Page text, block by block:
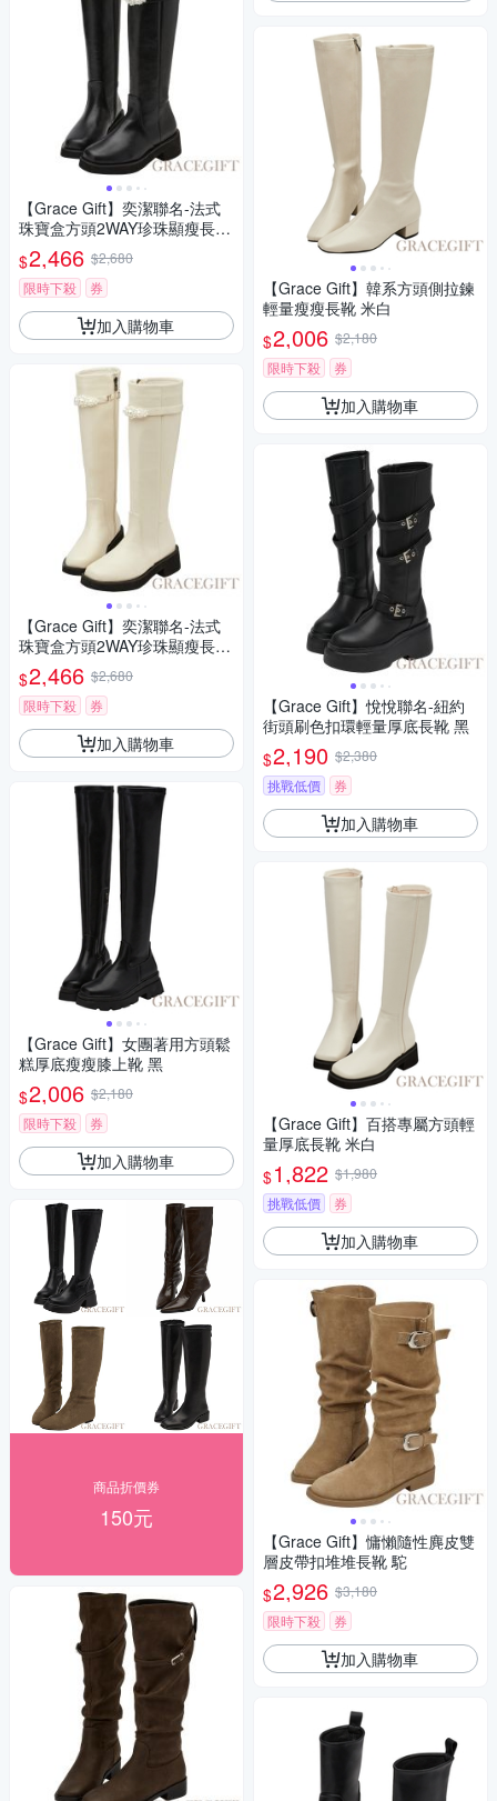
【Grace Gift】奕潔聯名-法式
珠寶盒方頭2WAY珍珠顯瘦長靴
黑
$2,466 $2,680
限時下殺
券
加入購物車
【Grace Gift】奕潔聯名-法式
珠寶盒方頭2WAY珍珠顯瘦長靴
米白
$2,466 $2,680
限時下殺
券
加入購物車
【Grace Gift】女團著用方頭鬆
糕厚底瘦瘦膝上靴 黑
$2,006 $2,180
限時下殺
券
加入購物車
商品折價券
150元
【Grace Gift】韓系方頭側拉鍊
輕量瘦瘦長靴 米白
$2,006 $2,180
限時下殺
券
加入購物車
【Grace Gift】悅悅聯名-紐約
街頭刷色扣環輕量厚底長靴 黑
$2,190 $2,380
挑戰低價
券
加入購物車
【Grace Gift】百搭專屬方頭輕
量厚底長靴 米白
$1,822 $1,980
挑戰低價
券
加入購物車
【Grace Gift】慵懶隨性麂皮雙
層皮帶扣堆堆長靴 駝
$2,926 $3,180
限時下殺
券
加入購物車